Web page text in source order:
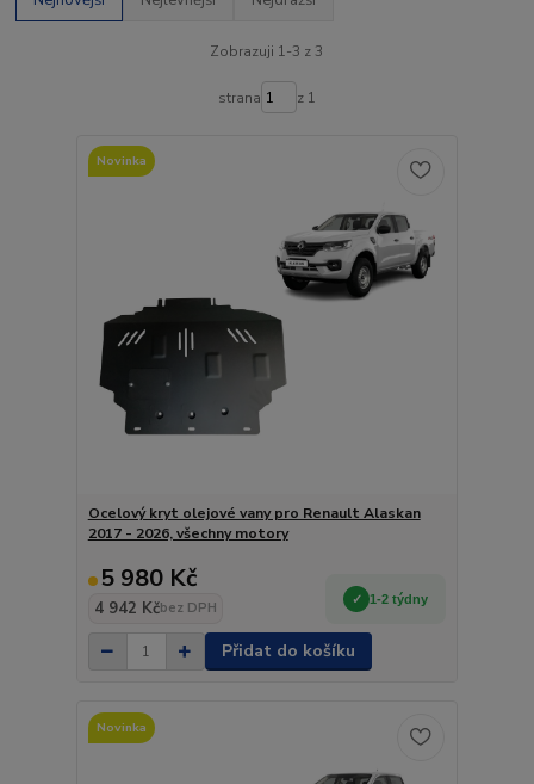
Zobrazuji 1-3 z 3
strana z 1
Novinka
Ocelový kryt olejové vany pro Renault Alaskan
2017 - 2026, všechny motory
5 980 Kč
4 942 Kčbez DPH
1-2 týdny
Přidat do košíku
Novinka